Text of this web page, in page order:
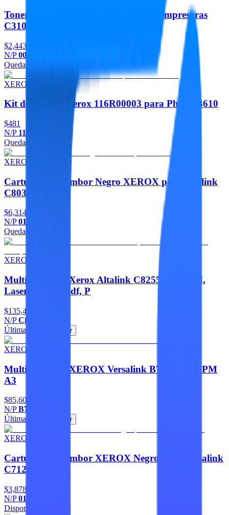
Toner Negro Xerox 006R04360 para Impresoras
C310/C315
$2,443
N/P006R04360
Quedan 2
XEROX
Kit de rodillos Xerox 116R00003 para Phaser 3610
$481
N/P 116R00003
Quedan 2
XEROX
Cartucho de Tambor Negro XEROX para Altalink
C8030
$6,314
N/P013R00662
Quedan 3
XEROX
Multifuncional Xerox Altalink C8255F, 55PPM,
Laser Color, Dadf, P
$135,453
N/PC8255_F
Última pieza
Agregar
XEROX
Multifuncional XEROX Versalink B7135T 35PPM
A3
$85,605
N/PB7135_T
Última pieza
Agregar
XEROX
Cartucho de Tambor XEROX Negro para Versalink
C7120
$3,878
N/P013R00688
Disponible